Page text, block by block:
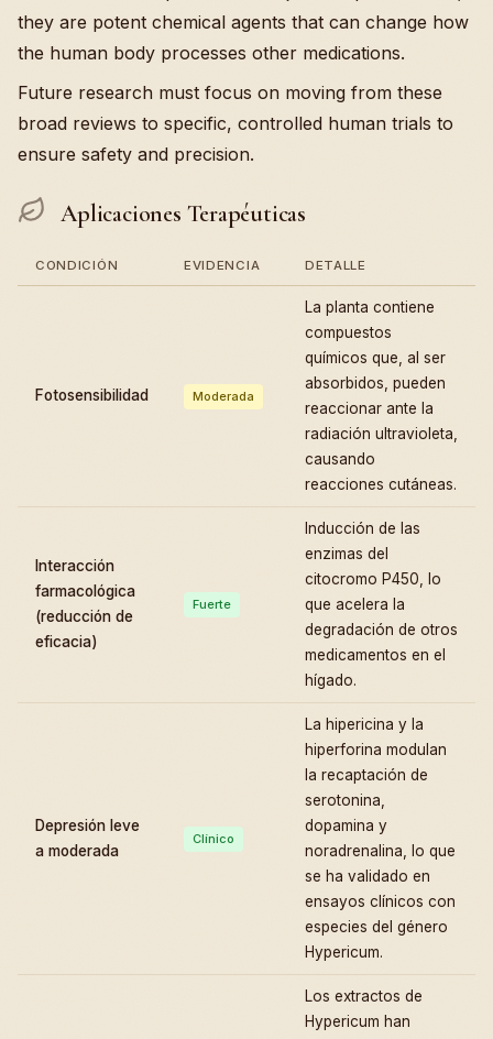
they are potent chemical agents that can change how
the human body processes other medications.
Future research must focus on moving from these
broad reviews to specific, controlled human trials to
ensure safety and precision.
Aplicaciones Terapéuticas
CONDICIÓN EVIDENCIA DETALLE
Fotosensibilidad Moderada
La planta contiene
compuestos
químicos que, al ser
absorbidos, pueden
reaccionar ante la
radiación ultravioleta,
causando
reacciones cutáneas.
Interacción
farmacológica
(reducción de
eficacia)
Fuerte
Inducción de las
enzimas del
citocromo P450, lo
que acelera la
degradación de otros
medicamentos en el
hígado.
Depresión leve
a moderada
Clínico
La hipericina y la
hiperforina modulan
la recaptación de
serotonina,
dopamina y
noradrenalina, lo que
se ha validado en
ensayos clínicos con
especies del género
Hypericum.
Los extractos de
Hypericum han